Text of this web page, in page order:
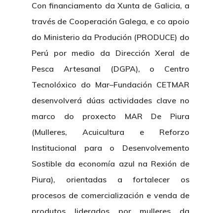
Con financiamento da Xunta de Galicia, a
través de Cooperación Galega, e co apoio
do Ministerio da Produción (PRODUCE) do
Perú por medio da Dirección Xeral de
Pesca Artesanal (DGPA), o Centro
Tecnolóxico do Mar–Fundación CETMAR
desenvolverá dúas actividades clave no
marco do proxecto MAR De Piura
(Mulleres, Acuicultura e Reforzo
Institucional para o Desenvolvemento
Sostible da economía azul na Rexión de
Piura), orientadas a fortalecer os
procesos de comercialización e venda de
produtos liderados por mulleres da